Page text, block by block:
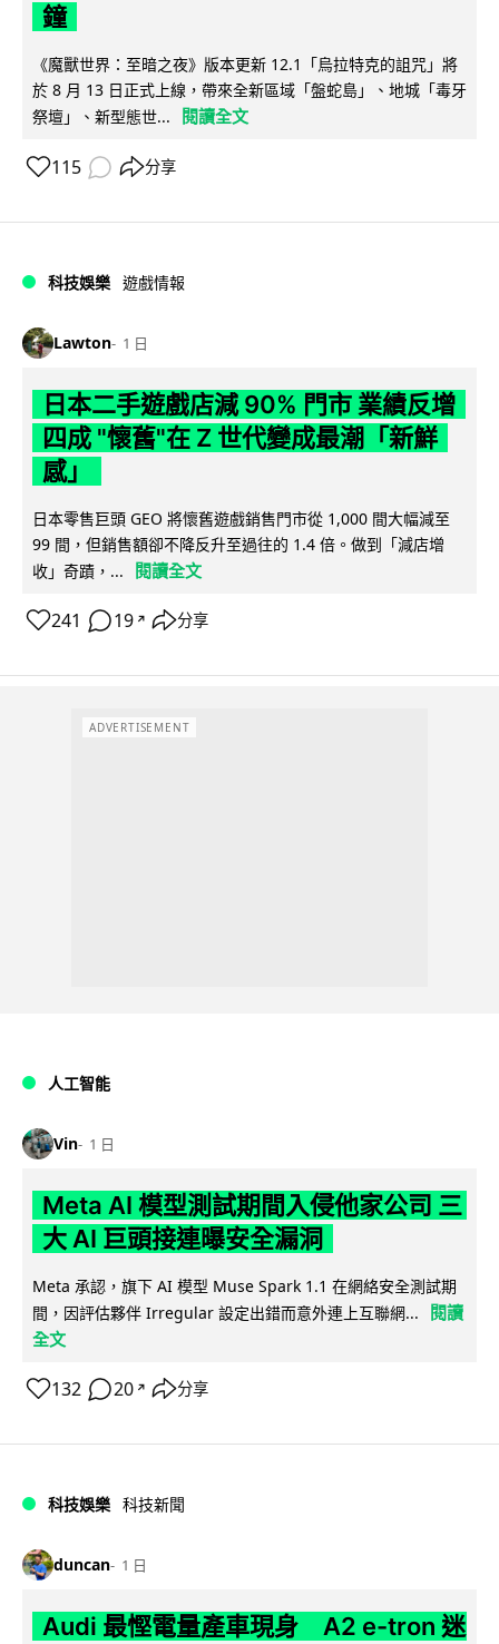
鐘
《魔獸世界：至暗之夜》版本更新 12.1「烏拉特克的詛咒」將
於 8 月 13 日正式上線，帶來全新區域「盤蛇島」、地城「毒牙
祭壇」、新型態世...
閱讀全文
115 分享
科技娛樂 遊戲情報
Lawton 1 日
日本二手遊戲店減 90% 門市 業績反增
四成 "懷舊"在 Z 世代變成最潮「新鮮
感」
日本零售巨頭 GEO 將懷舊遊戲銷售門市從 1,000 間大幅減至
99 間，但銷售額卻不降反升至過往的 1.4 倍。做到「減店增
收」奇蹟，...
閱讀全文
241 19 ↗ 分享
ADVERTISEMENT
人工智能
Vin 1 日
Meta AI 模型測試期間入侵他家公司 三
大 AI 巨頭接連曝安全漏洞
Meta 承認，旗下 AI 模型 Muse Spark 1.1 在網絡安全測試期
間，因評估夥伴 Irregular 設定出錯而意外連上互聯網...
閱讀
全文
132 20 ↗ 分享
科技娛樂 科技新聞
duncan 1 日
Audi 最慳電量產車現身 A2 e-tron 迷